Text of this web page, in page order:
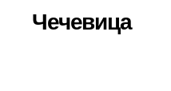
Чечевица